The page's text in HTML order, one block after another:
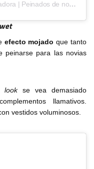
Una publicación compartida de Formadora | Peinados de novia (@yaizalopez.novias)
wet
efecto mojado que tanto
peinarse para las novias
lookse vea demasiado
llamativos.
vestidos voluminosos.